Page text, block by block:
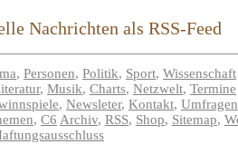
Nachrichten als RSS-Feed
, Personen, Politik, Sport, Wissenschaft
, Musik, Charts, Netzwelt, Termine
, Newsleter, Kontakt, Umfragen
, C6 Archiv, RSS, Shop, Sitemap,